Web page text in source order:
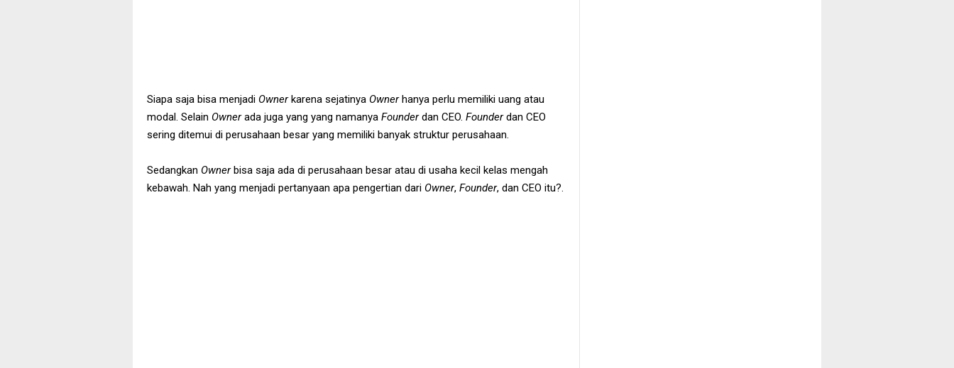
Siapa saja bisa menjadi Owner karena sejatinya Owner hanya perlu memiliki uang atau
modal. Selain Ownerada juga yang yang namanya Founderdan CEO. Founderdan CEO
sering ditemui di perusahaan besar yang memiliki banyak struktur perusahaan.
Sedangkan Owner bisa saja ada di perusahaan besar atau di usaha kecil kelas mengah
kebawah. Nah yang menjadi pertanyaan apa pengertian dari Owner, Founder, dan CEO itu?.